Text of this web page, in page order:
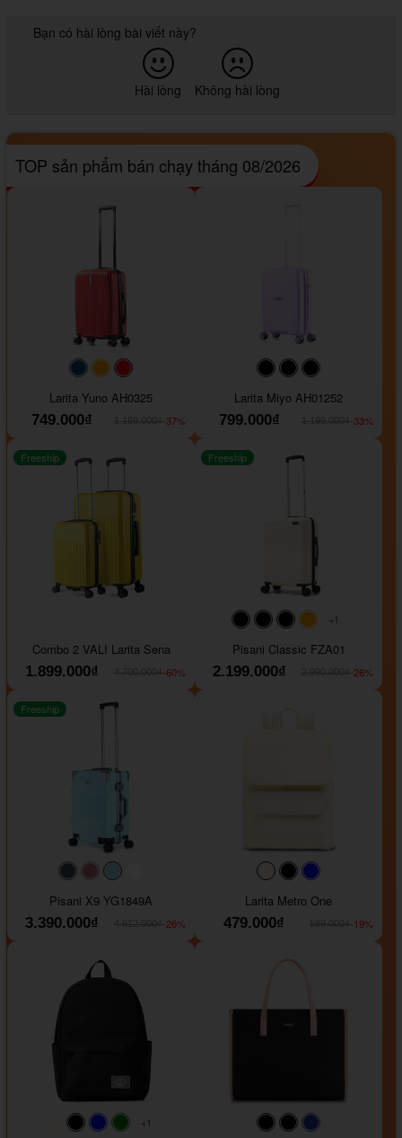
Bạn có hài lòng bài viết này?
Hài lòng Không hài lòng
TOP sản phẩm bán chạy tháng 08/2026
#093f69#ffa500
Larita Yuno AH0325
749.000₫
-37%
#000000#000000
Larita Miyo AH01252
799.000₫
-33%
Freeship
Combo 2 VALI Larita Sena
1.899.000₫
-60%
#000000#000000
#000000
#ffa500
+1
Freeship
Pisani Classic FZA01
2.199.000₫
-26%
#40454a#b76e79
#9ad8e7
Freeship
Pisani X9 YG1849A
3.390.000₫
-26%
#faf0e6#000000
Larita Metro One
479.000₫
-19%
+1